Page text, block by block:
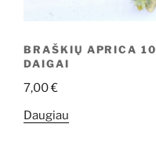
BRAŠKIŲ APRICA 10
DAIGAI
7,00€
Daugiau